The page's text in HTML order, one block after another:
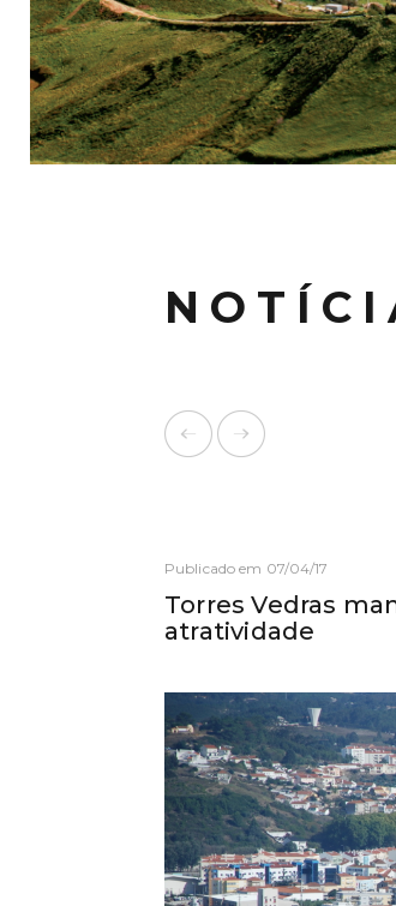
Publicado em 07/04/17
Torres Vedras
atratividade